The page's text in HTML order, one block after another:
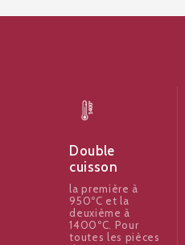
Double
cuisson
la première à
950ºC et la
deuxième à
1400ºC. Pour
toutes les pièces